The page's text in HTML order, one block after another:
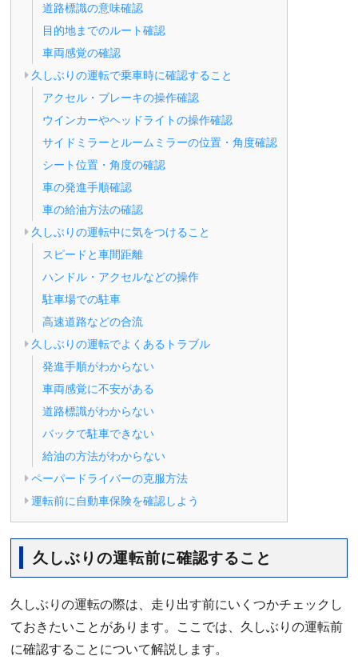
道路標識の意味確認
目的地までのルート確認
車両感覚の確認
久しぶりの運転で乗車時に確認すること
アクセル・ブレーキの操作確認
ウインカーやヘッドライトの操作確認
サイドミラーとルームミラーの位置・角度確認
シート位置・角度の確認
車の発進手順確認
車の給油方法の確認
久しぶりの運転中に気をつけること
スピードと車間距離
ハンドル・アクセルなどの操作
駐車場での駐車
高速道路などの合流
久しぶりの運転でよくあるトラブル
発進手順がわからない
車両感覚に不安がある
道路標識がわからない
バックで駐車できない
給油の方法がわからない
ペーパードライバーの克服方法
運転前に自動車保険を確認しよう
久しぶりの運転前に確認すること
久しぶりの運転の際は、走り出す前にいくつかチェックし
ておきたいことがあります。ここでは、久しぶりの運転前
に確認することについて解説します。